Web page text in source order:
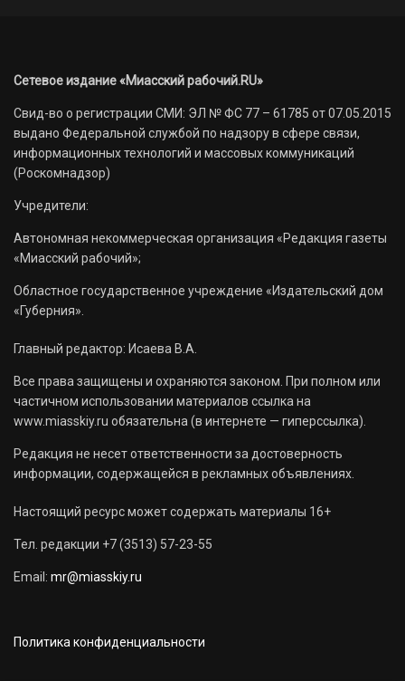
Сетевое издание «Миасский рабочий.RU»
Свид-во о регистрации СМИ: ЭЛ № ФС 77 – 61785 от 07.05.2015
выдано Федеральной службой по надзору в сфере связи,
информационных технологий и массовых коммуникаций
(Роскомнадзор)
Учредители:
Автономная некоммерческая организация «Редакция газеты
«Миасский рабочий»;
Областное государственное учреждение «Издательский дом
«Губерния».
Главный редактор: Исаева В.А.
Все права защищены и охраняются законом. При полном или
частичном использовании материалов ссылка на
www.miasskiy.ru обязательна (в интернете — гиперссылка).
Редакция не несет ответственности за достоверность
информации, содержащейся в рекламных объявлениях.
Настоящий ресурс может содержать материалы 16+
Тел. редакции +7 (3513) 57-23-55
Email: mr@miasskiy.ru
Политика конфиденциальности